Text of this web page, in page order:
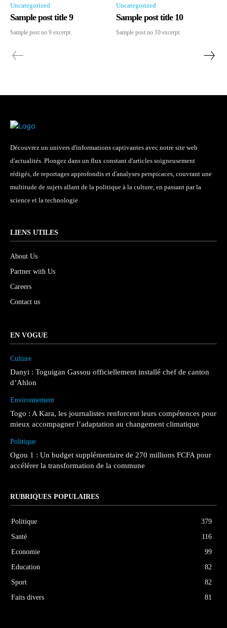
Uncategorized
Sample post title 9
Sample post no 9 excerpt.
Uncategorized
Sample post title 10
Sample post no 10 excerpt.
Découvrez un univers d'informations captivantes avec notre site web
d'actualités. Plongez dans un flux constant d'articles soigneusement
rédigés, de reportages approfondis et d'analyses perspicaces, couvrant une
multitude de sujets allant de la politique à la culture, en passant par la
science et la technologie
LIENS UTILES
About Us
Partner with Us
Careers
Contact us
EN VOGUE
Culture
Danyi : Toguigan Gassou officiellement installé chef de canton
d’Ahlon
Environnement
Togo : A Kara, les journalistes renforcent leurs compétences pour
mieux accompagner l’adaptation au changement climatique
Politique
Ogou 1 : Un budget supplémentaire de 270 millions FCFA pour
accélérer la transformation de la commune
RUBRIQUES POPULAIRES
Politique
379
Santé
116
Economie
99
Education
82
Sport
82
Faits divers
81